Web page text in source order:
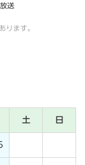
送
ります。
土 日